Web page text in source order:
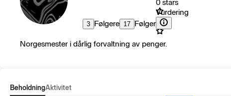
3 Følgere 17 Følger
0 stars
Vurdering
Norgesmester i dårlig forvaltning av penger.
BeholdningAktivitet